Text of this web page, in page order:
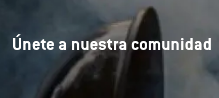
Únete a nuestra comunidad